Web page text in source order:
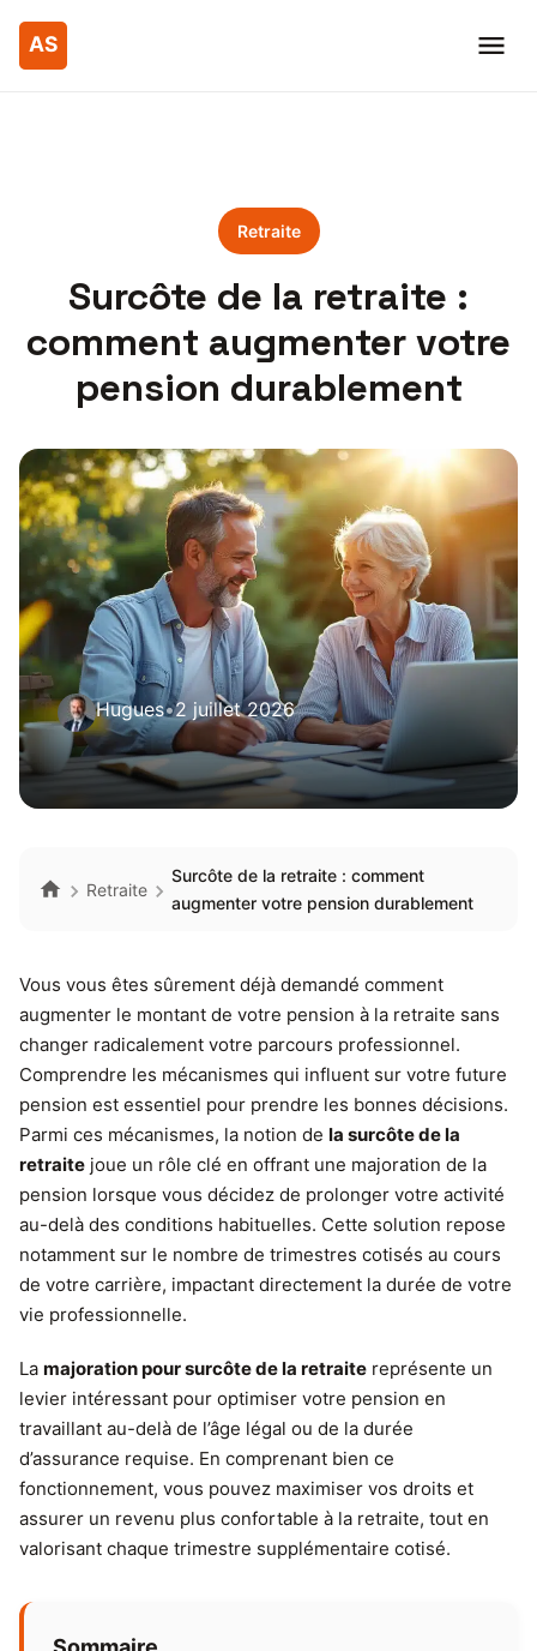
Retraite
Surcôte de la retraite :
comment augmenter votre
pension durablement
Hugues•2 juillet 2026
Retraite
Surcôte de la retraite : comment
augmenter votre pension durablement
Vous vous êtes sûrement déjà demandé comment
augmenter le montant de votre pension à la retraite sans
changer radicalement votre parcours professionnel.
Comprendre les mécanismes qui influent sur votre future
pension est essentiel pour prendre les bonnes décisions.
Parmi ces mécanismes, la notion de la surcôte de la
retraite joue un rôle clé en offrant une majoration de la
pension lorsque vous décidez de prolonger votre activité
au-delà des conditions habituelles. Cette solution repose
notamment sur le nombre de trimestres cotisés au cours
de votre carrière, impactant directement la durée de votre
vie professionnelle.
La majoration pour surcôte de la retraite représente un
levier intéressant pour optimiser votre pension en
travaillant au-delà de l’âge légal ou de la durée
d’assurance requise. En comprenant bien ce
fonctionnement, vous pouvez maximiser vos droits et
assurer un revenu plus confortable à la retraite, tout en
valorisant chaque trimestre supplémentaire cotisé.